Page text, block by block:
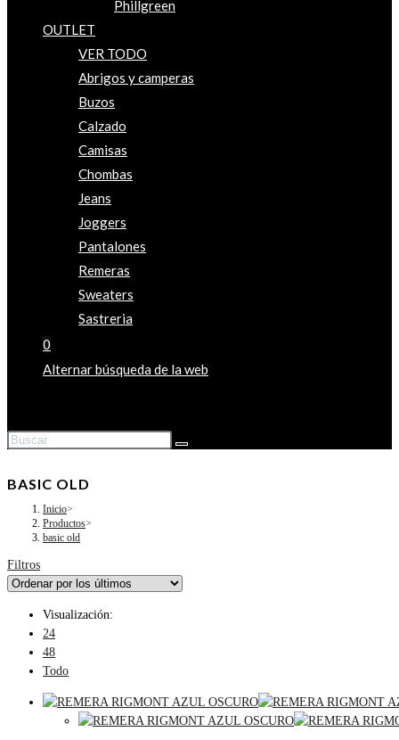
Phillgreen
OUTLET
VER TODO
Abrigos y camperas
Buzos
Calzado
Camisas
Chombas
Jeans
Joggers
Pantalones
Remeras
Sweaters
Sastreria
0
Alternar búsqueda de la web
BASIC OLD
Inicio>
Productos>
basic old
Filtros
Visualización:
24
48
Todo